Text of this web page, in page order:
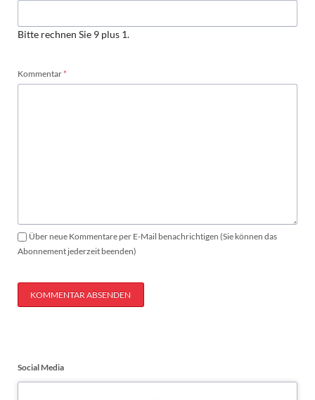
Bitte rechnen Sie 9 plus 1.
Pflichtfeld
Kommentar*
Über neue Kommentare per E-Mail benachrichtigen (Sie können das
Abonnement jederzeit beenden)
KOMMENTAR ABSENDEN
Social Media